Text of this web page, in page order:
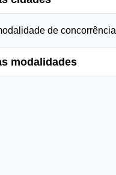
de concorrência